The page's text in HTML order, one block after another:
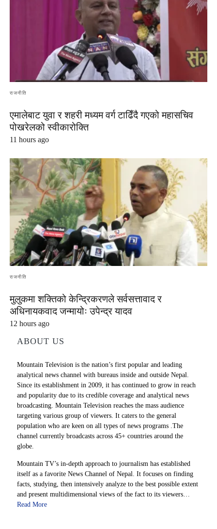
राजनीति
एमालेबाट युवा र शहरी मध्यम वर्ग टाढिँदै गएको महासचिव
पोखरेलको स्वीकारोक्ति
11 hours ago
राजनीति
मुलुकमा शक्तिको केन्द्रिकरणले सर्वसत्तावाद र
अधिनायकवाद जन्मायोः उपेन्द्र यादव
12 hours ago
ABOUT US
Mountain Television is the nation’s first popular and leading
analytical news channel with bureaus inside and outside Nepal.
Since its establishment in 2009, it has continued to grow in reach
and popularity due to its credible coverage and analytical news
broadcasting. Mountain Television reaches the mass audience
targeting various group of viewers. It caters to the general
population who are keen on all types of news programs .The
channel currently broadcasts across 45+ countries around the
globe.
Mountain TV’s in-depth approach to journalism has established
itself as a favorite News Channel of Nepal. It focuses on finding
facts, studying, then intensively analyze to the best possible extent
and present multidimensional views of the fact to its viewers…
Read More